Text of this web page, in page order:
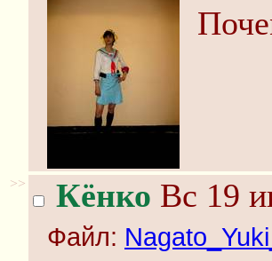
>> Кёнко Вс 19
Файл: